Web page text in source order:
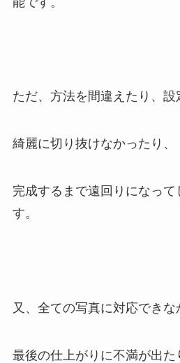
ただ、方法を間違えたり、設
綺麗に切り抜けなかったり、
完成するまで遠回りになって
す。
又、全ての写真に対応できな
最後の仕上がりに不満が出た